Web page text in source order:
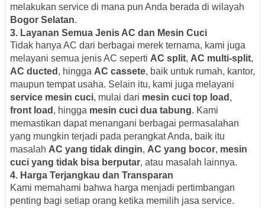
melakukan service di mana pun Anda berada di wilayah
Bogor Selatan.
3. Layanan Semua Jenis AC dan Mesin Cuci
Tidak hanya AC dari berbagai merek ternama, kami juga
melayani semua jenis AC seperti AC split, AC multi-split,
AC ducted , hingga AC cassete, baik untuk rumah, kantor,
maupun tempat usaha. Selain itu, kami juga melayani
service mesin cuci, mulai dari mesin cuci top load ,
front load , hingga mesin cuci dua tabung. Kami
memastikan dapat menangani berbagai permasalahan
yang mungkin terjadi pada perangkat Anda, baik itu
masalah AC yang tidak dingin, AC yang bocor, mesin
cuci yang tidak bisa berputar, atau masalah lainnya.
4. Harga Terjangkau dan Transparan
Kami memahami bahwa harga menjadi pertimbangan
penting bagi setiap orang ketika memilih jasa service.